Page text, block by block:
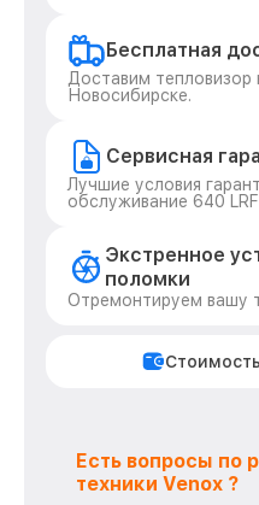
Бесплатная
Доставим тепловизор
Новосибирске.
Сервисная
Лучшие условия
обслуживание 640
Экстренное
поломки
Отремонтируем вашу
Есть вопросы по
техники Venox ?